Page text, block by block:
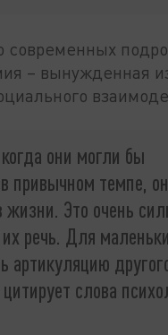
современных
– вынужденная
они могли бы
привычном темпе,
Это очень
речь. Для
артикуляцию
слова